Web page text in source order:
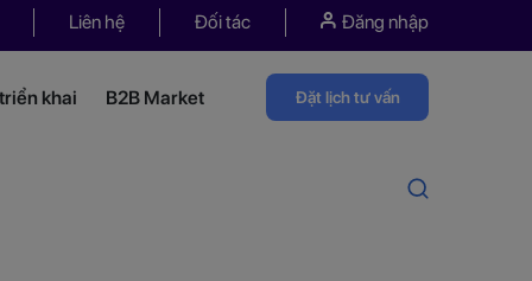
Liên hệ Đối tác Đăng nhập
khai B2B Market Đặt lịch tư vấn